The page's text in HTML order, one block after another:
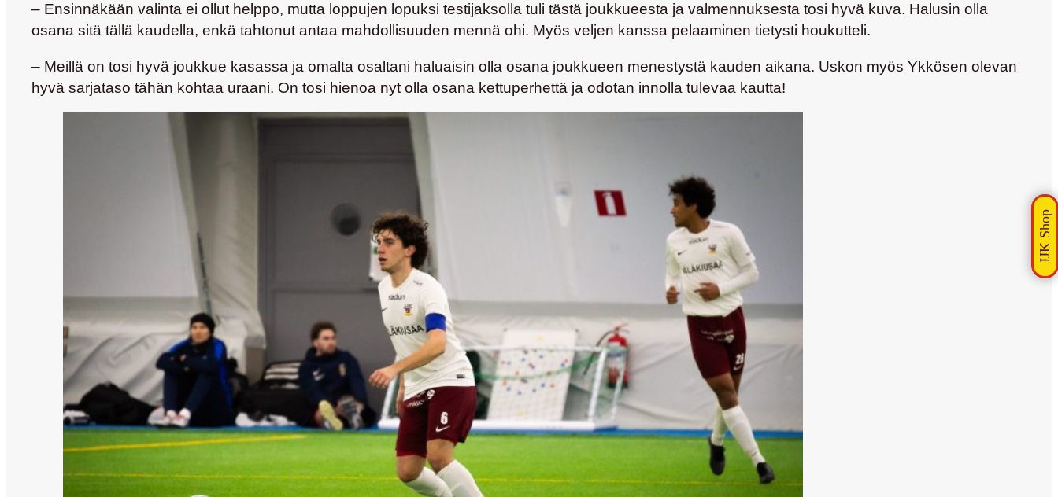
– Ensinnäkään valinta ei ollut helppo, mutta loppujen lopuksi testijaksolla tuli tästä joukkueesta ja valmennuksesta tosi hyvä kuva. Halusin olla
osana sitä tällä kaudella, enkä tahtonut antaa mahdollisuuden mennä ohi. Myös veljen kanssa pelaaminen tietysti houkutteli.
– Meillä on tosi hyvä joukkue kasassa ja omalta osaltani haluaisin olla osana joukkueen menestystä kauden aikana. Uskon myös Ykkösen olevan
hyvä sarjataso tähän kohtaa uraani. On tosi hienoa nyt olla osana kettuperhettä ja odotan innolla tulevaa kautta!